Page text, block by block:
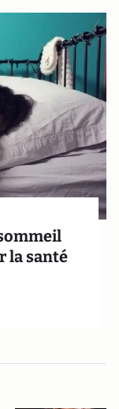
la santé